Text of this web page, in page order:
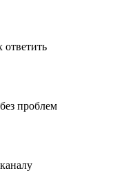
проблем